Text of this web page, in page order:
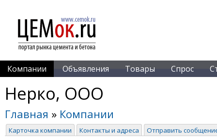
Компании Объявления Товары Спрос
Нерко, ООО
Главная » Компании
Карточка компании Контакты и адреса Отправить